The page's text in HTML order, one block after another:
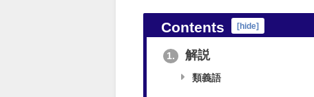
Contents [hide]
1. 解説
類義語